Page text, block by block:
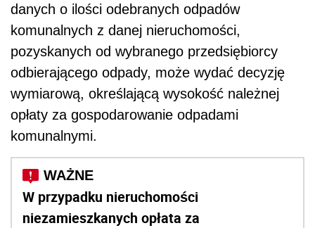
danych o ilości odebranych odpadów
komunalnych z danej nieruchomości,
pozyskanych od wybranego przedsiębiorcy
odbierającego odpady, może wydać decyzję
wymiarową, określającą wysokość należnej
opłaty za gospodarowanie odpadami
komunalnymi.
W przypadku nieruchomości
niezamieszkanych opłata za